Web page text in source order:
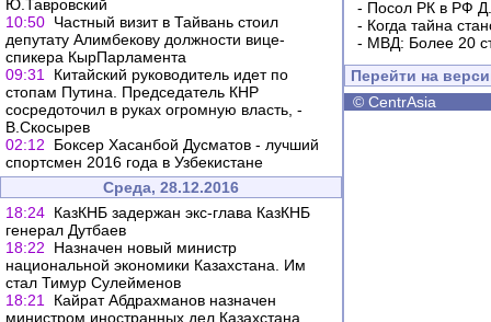
Ю.Тавровский
10:50 Частный визит в Тайвань стоил
депутату Алимбекову должности вице-
спикера КырПарламента
09:31
Китайский руководитель идет по
стопам Путина. Председатель КНР
сосредоточил в руках огромную власть, -
В.Скосырев
02:12
Боксер Хасанбой Дусматов - лучший
спортсмен 2016 года в Узбекистане
Среда, 28.12.2016
18:24 КазКНБ задержан экс-глава КазКНБ
генерал Дутбаев
18:22
Назначен новый министр
национальной экономики Казахстана. Им
стал Тимур Сулейменов
18:21
Кайрат Абдрахманов назначен
министром иностранных дел Казахстана
- Посол РК в РФ
- Когда тайна
- МВД: Более 20
Перейти на
© CentrAsia